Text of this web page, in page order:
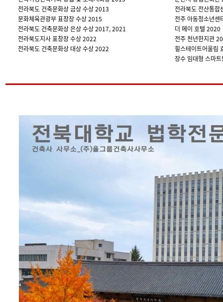
전라북도 건축문화상 금상 수상 2013
문화체육관광부 표창장 수상 2015
전라북도 건축문화상 은상 수상 2017, 2021
전라북도지사 표창장 수상 2022
전라북도 건축문화상 대상 수상 2022
전라북도 전산통합
전주 아동청소년센
더 메이 호텔 2020
전주 천년한지관
힐스테이트어울림
장수 임대형 스마